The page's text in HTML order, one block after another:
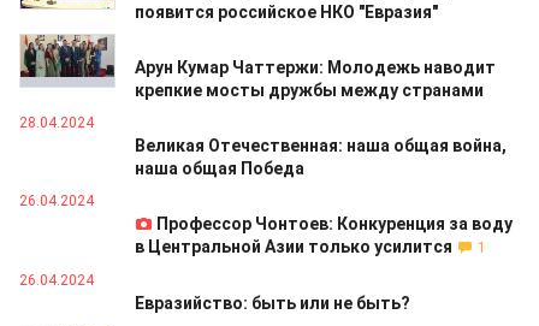
появится российское НКО "Евразия"
28.04.2024
Арун Кумар Чаттержи: Молодежь наводит
крепкие мосты дружбы между странами
28.04.2024
Великая Отечественная: наша общая война,
наша общая Победа
26.04.2024
Профессор Чонтоев: Конкуренция за воду
в Центральной Азии только усилится
1
26.04.2024
Евразийство: быть или не быть?